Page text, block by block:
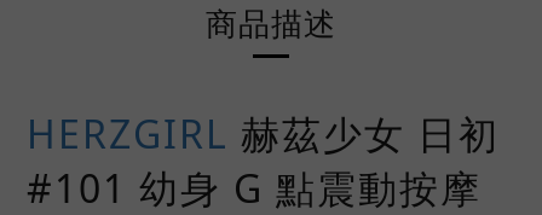
商品描述
HERZGIRL 赫茲少女 日初
#101 幼身 G 點震動按摩